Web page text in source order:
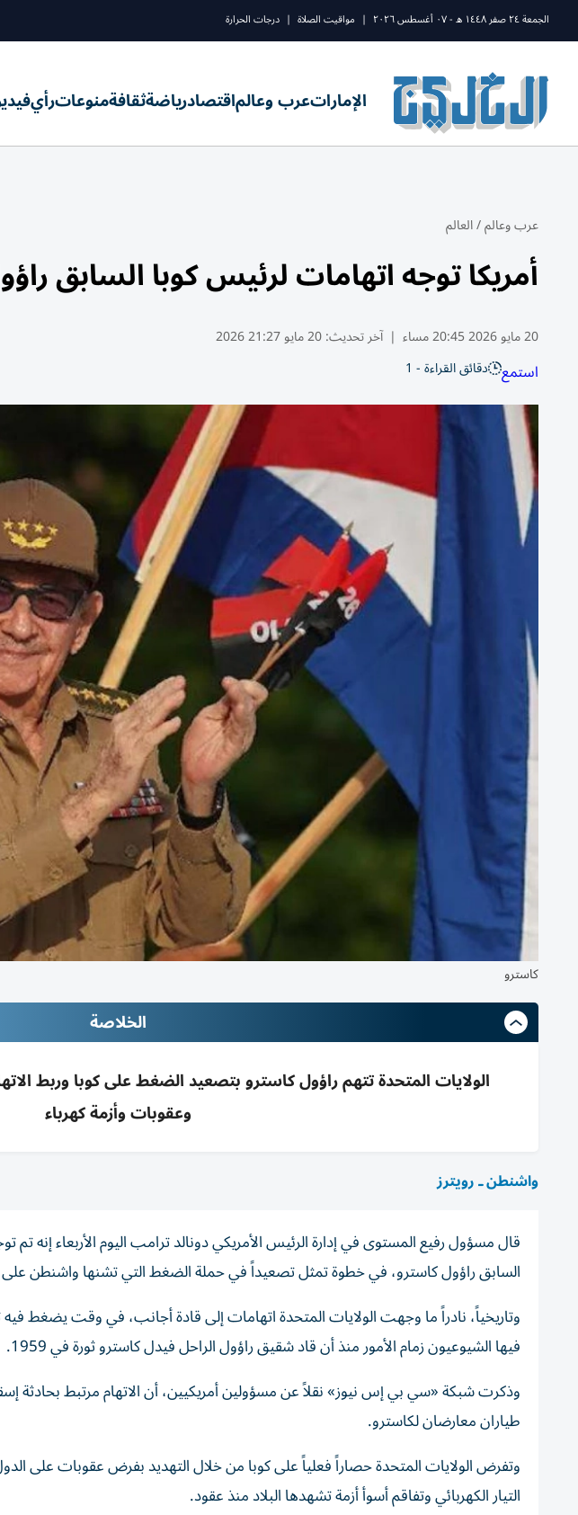
الجمعة ٢٤ صفر ١٤٤٨ ه - ٠٧ أغسطس ٢٠٢٦ | مواقيت الصلاة | درجات الحرارة
الإماراتعرب وعالماقتصادرياضةثقافةمنوعاترأي
عرب وعالم/العالم
أمريكا توجه اتهامات لرئيس كوبا السابق
20 مايو 2026 20:45 مساء | آخر تحديث:20 مايو 21:27 2026
استمع دقائق القراءة - 1
كاسترو
الخلاصة
وعقوبات وأزمة كهرباء
واشنطن ـ رويترز
قال مسؤول رفيع المستوى في إدارة الرئيس الأمريكي دونالد ترامب اليوم الأربعاء ‌إنه تم
​السابق ⁠راؤول كاسترو، في خطوة تمثل تصعيداً ‌في حملة الضغط ‌التي تشنها واشنطن على
وتاريخياً، نادراً ما ​وجهت الولايات المتحدة اتهامات إلى قادة أجانب، في وقت يضغط
فيها الشيوعيون زمام ⁠الأمور منذ أن قاد شقيق راؤول الراحل فيدل كاسترو ثورة في 1959.
طياران معارضان لكاسترو.
وتفرض الولايات ‌المتحدة حصاراً فعلياً على كوبا من خلال التهديد بفرض عقوبات على
التيار الكهربائي وتفاقم أسوأ أزمة تشهدها البلاد منذ عقود.